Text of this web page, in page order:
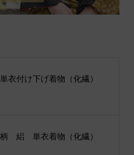
衣付け下げ着物（化繊）
絽 単衣着物（化繊）